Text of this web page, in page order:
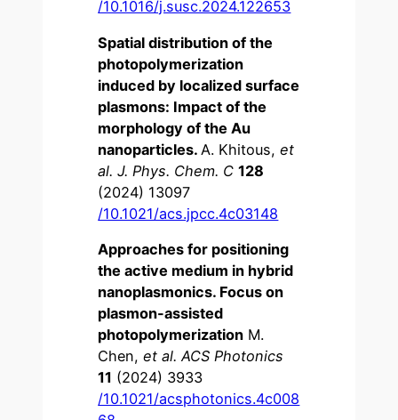
/10.1016/j.susc.2024.122653
Spatial distribution of the
photopolymerization
induced by localized surface
plasmons: Impact of the
morphology of the Au
nanoparticles. A. Khitous,et
al. J. Phys. Chem. C 128
(2024) 13097
/10.1021/acs.jpcc.4c03148
Approaches for positioning
the active medium in hybrid
nanoplasmonics. Focus on
plasmon-assisted
photopolymerization M.
Chen,et al. ACS Photonics
11 (2024) 3933
/10.1021/acsphotonics.4c008